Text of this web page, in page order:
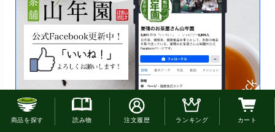
お電話でのご注文はこちら
商品を探す 読み物 注文履歴 ランキング カート